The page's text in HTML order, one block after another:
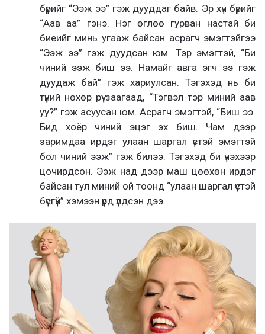
бүрийг “Ээж ээ” гэж дууддаг байв. Эр хүн бүрийг
“Аав аа” гэнэ. Нэг өглөө гурван настай би
биеийг минь угааж байсан асрагч эмэгтэйгээ
“Ээж ээ” гэж дуудсан юм. Тэр эмэгтэй, “Би
чиний ээж биш ээ. Намайг авга эгч ээ гэж
дуудаж бай” гэж хариулсан. Тэгэхэд нь би
түүний нөхөр рүү заагаад, “Тэгвэл тэр миний аав
уу?” гэж асуусан юм. Асрагч эмэгтэй, “Биш ээ.
Бид хоёр чиний эцэг эх биш. Чам дээр
заримдаа ирдэг улаан шаргал үстэй эмэгтэй
бол чиний ээж” гэж билээ. Тэгэхэд би үнэхээр
цочирдсон. Ээж над дээр маш цөөхөн ирдэг
байсан тул миний ой тоонд “улаан шаргал үстэй
бүсгүй” хэмээн үүрд үлдсэн дээ.